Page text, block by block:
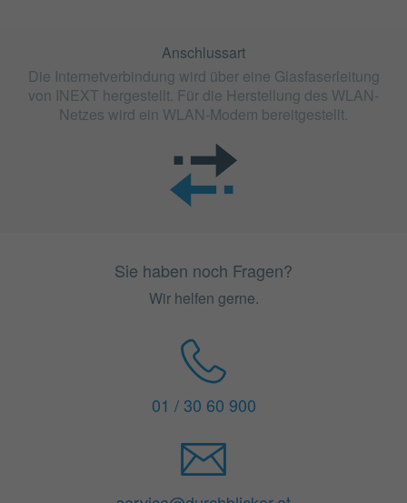
Anschlussart
Die Internetverbindung wird über eine Glasfaserleitung
von INEXT hergestellt. Für die Herstellung des WLAN-
Netzes wird ein WLAN-Modem bereitgestellt.
Sie haben noch Fragen?
Wir helfen gerne.
01 / 30 60 900